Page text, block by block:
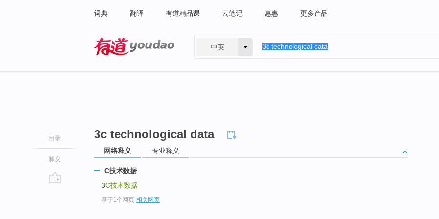
词典 翻译 有道精品课 云笔记 惠惠 更多产品
中英
目录
释义
3c technological data
网络释义 专业释义
C技术数据
3C技术数据
基于1个网页-相关网页